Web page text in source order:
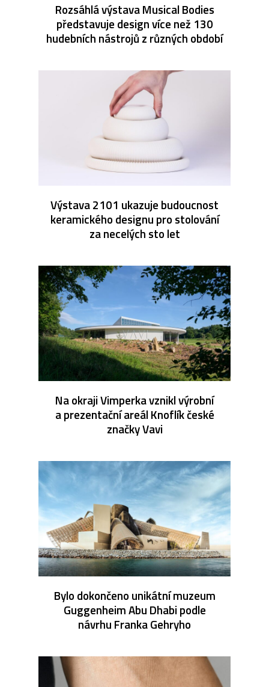
Rozsáhlá výstava Musical Bodies
představuje design více než 130
hudebních nástrojů z různých období
Výstava 2101 ukazuje budoucnost
keramického designu pro stolování
za necelých sto let
Na okraji Vimperka vznikl výrobní
a prezentační areál Knoflík české
značky Vavi
Bylo dokončeno unikátní muzeum
Guggenheim Abu Dhabi podle
návrhu Franka Gehryho